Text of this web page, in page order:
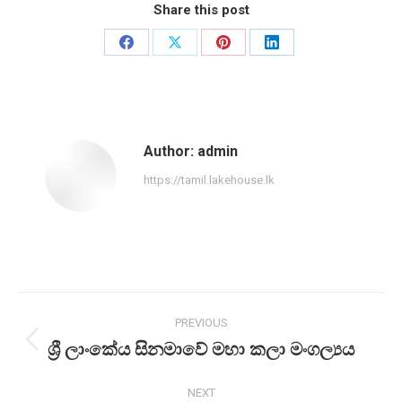
Share this post
Share
Share
Share
Share
Author: admin
https://tamil.lakehouse.lk
navigation
PREVIOUS
Previous
ශ්‍රී ලාංකේය සිනමාවේ මහා කලා මංගල්‍යය
NEXT